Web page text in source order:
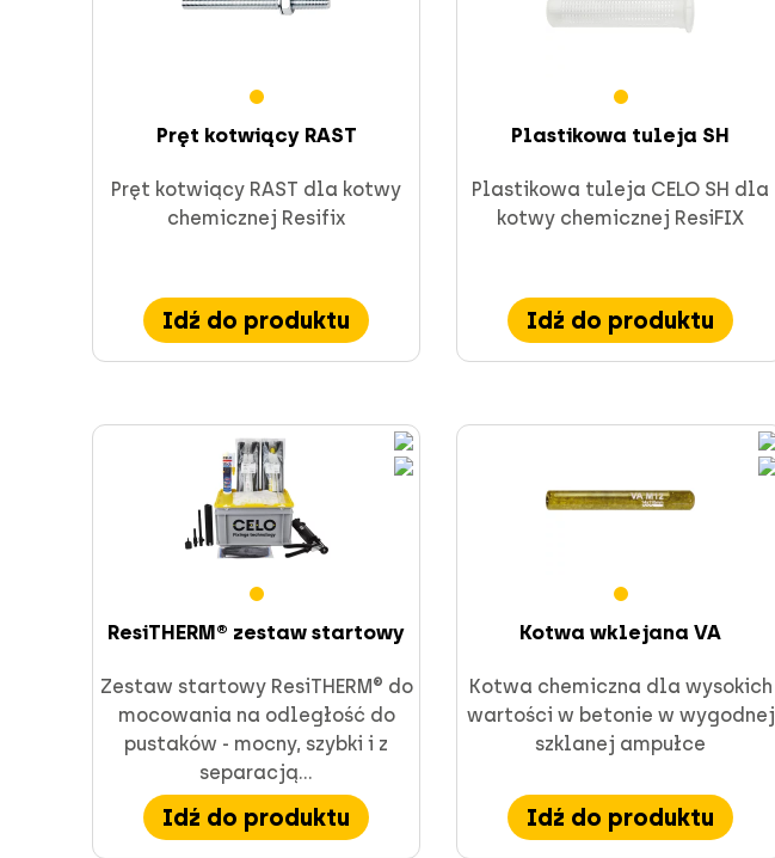
Pręt kotwiący RAST
Pręt kotwiący RAST dla kotwy
chemicznej Resifix
Idź do produktu
Plastikowa tuleja SH
Plastikowa tuleja CELO SH dla
kotwy chemicznej ResiFIX
Idź do produktu
ResiTHERM® zestaw startowy
Zestaw startowy ResiTHERM® do
mocowania na odległość do
pustaków - mocny, szybki i z
separacją...
Idź do produktu
Kotwa wklejana VA
Kotwa chemiczna dla wysokich
wartości w betonie w wygodnej
szklanej ampułce
Idź do produktu